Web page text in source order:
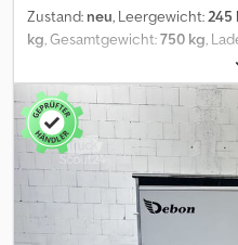
Zustand: neu, Leergewicht: 245
kg , Gesamtgewicht:750 kg ,
,
Arbeitsbreite:2.400 mm,
Lorries Typ: Motorradanhänger
kg Nutzlast: 505 kg
mm Bereifung: 13 Zoll Stahl -
- Stahlrahmen verzinkt und
zusammenklappbar (sehr
Absenkbare Ladefläche über